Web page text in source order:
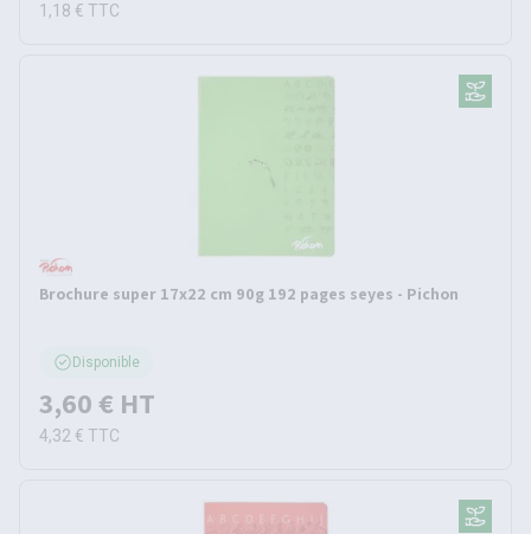
1,18 € TTC
Brochure super 17x22 cm 90g 192 pages seyes - Pichon
Disponible
3,60 € HT
4,32 € TTC